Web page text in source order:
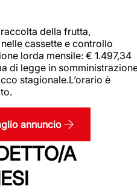
della frutta,
cassette e controllo
lorda mensile: € 1.497,34
di legge in
stagionale.L’orario è
annuncio
A